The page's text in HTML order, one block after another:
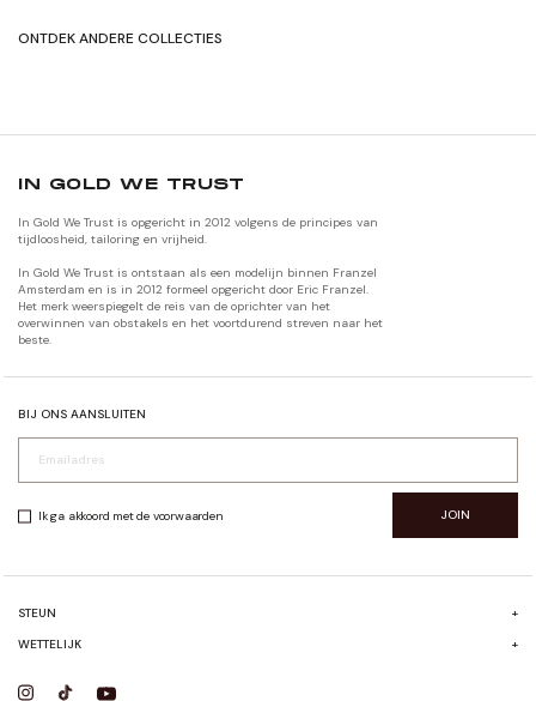
ONTDEK ANDERE COLLECTIES
IN GOLD WE TRUST
In Gold We Trust is opgericht in 2012 volgens de principes van
tijdloosheid, tailoring en vrijheid.
In Gold We Trust is ontstaan als een modelijn binnen Franzel
Amsterdam en is in 2012 formeel opgericht door Eric Franzel.
Het merk weerspiegelt de reis van de oprichter van het
overwinnen van obstakels en het voortdurend streven naar het
beste.
STEUN
+
FAQ
WETTELIJK
+
BIJ ONS AANSLUITEN
Ik ga akkoord met de voorwaarden JOIN